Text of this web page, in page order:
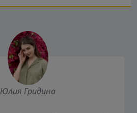
Юлия Гридина